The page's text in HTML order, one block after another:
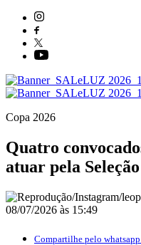
Copa 2026
Quatro
atuar pela
08/07/2026 às 15:49
Compartilhe pelo whatsapp